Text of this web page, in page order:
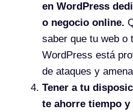
en WordPress
o negocio online.
saber que tu web o
WordPress está
de ataques y
Tener a tu
te ahorre tiempo y